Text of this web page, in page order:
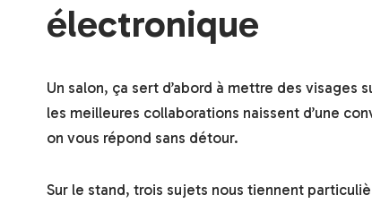
électronique
Un salon, ça sert d’abord à mettre des visages
les meilleures collaborations naissent d’une
on vous répond sans détour.
Sur le stand, trois sujets nous tiennent